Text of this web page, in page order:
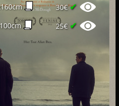
30€✔
25€ ✔